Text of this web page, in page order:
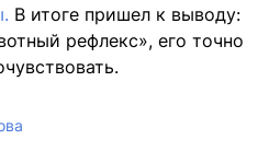
В итоге пришел к выводу:
рефлекс», его точно